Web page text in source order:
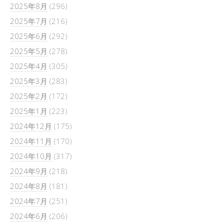
2025年8月 (296)
2025年7月 (216)
2025年6月 (292)
2025年5月 (278)
2025年4月 (305)
2025年3月 (283)
2025年2月 (172)
2025年1月 (223)
2024年12月 (175)
2024年11月 (170)
2024年10月 (317)
2024年9月 (218)
2024年8月 (181)
2024年7月 (251)
2024年6月 (206)